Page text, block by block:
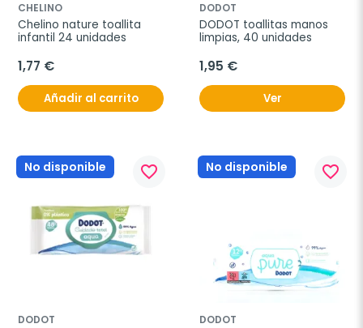
CHELINO
Chelino nature toallita
infantil 24 unidades
1,77 €
Añadir al carrito
DODOT
DODOT toallitas manos
limpias, 40 unidades
1,95 €
Ver
No disponible favorite_border
DODOT
No disponible favorite_border
DODOT